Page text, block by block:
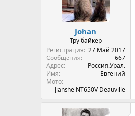
Johan
Тру байкер
Регистрация 27 Май 2017
Сообщения
667
Адрес
Россия.Урал.
Имя
Евгений
Мото
Jianshe NT650V Deauville